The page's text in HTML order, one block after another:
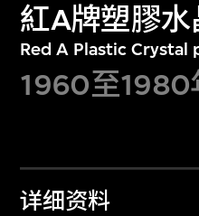
紅A牌塑膠
Red A Plastic Crystal
1960至1980
详细资料